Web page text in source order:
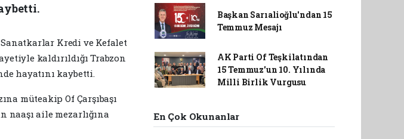
Kredi ve Kefalet
kaldırıldığı Trabzon
hayatını kaybetti.
müteakip Of Çarşıbaşı
naaşı aile mezarlığına
Başkan Sarıalioğlu'ndan 15
Temmuz Mesajı
AK Parti Of Teşkilatından
15 Temmuz'un 10. Yılında
Milli Birlik Vurgusu
En Çok Okunanlar